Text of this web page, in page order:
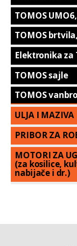
TOMOS
TOMOS
Elektronika za
TOMOS sajle
TOMOS
ULJA I MAZIVA
PRIBOR ZA
MOTORI ZA
(za kosilice,
nabijače i dr.)